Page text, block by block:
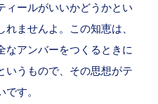
ィールがいいかどうかとい
ませんよ。この知恵は、
なアンバーをつくるときに
いうもので、その思想がテ
す。